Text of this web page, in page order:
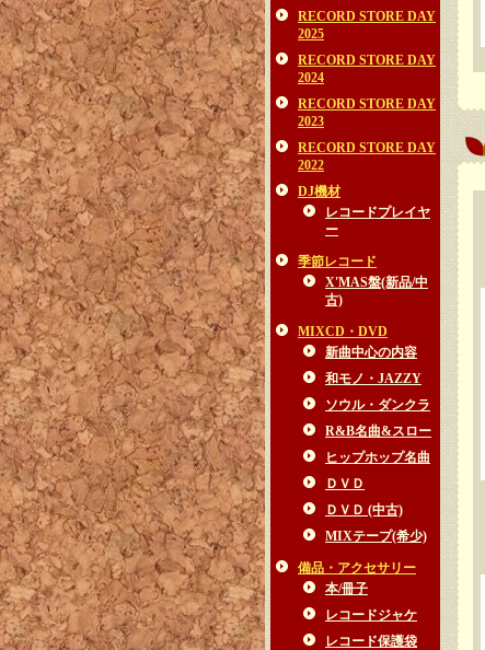
RECORD STORE DAY
2025
RECORD STORE DAY
2024
RECORD STORE DAY
2023
RECORD STORE DAY
2022
DJ機材
レコードプレイヤ
ー
季節レコード
X'MAS盤(新品/中
古)
MIXCD・DVD
新曲中心の内容
和モノ・JAZZY
ソウル・ダンクラ
R&B名曲&スロー
ヒップホップ名曲
ＤＶＤ
ＤＶＤ (中古)
MIXテープ(希少)
備品・アクセサリー
本/冊子
レコードジャケ
レコード保護袋